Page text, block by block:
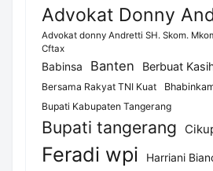
Advokat Donny
Advokat donny Andretti SH. Skom.
Cftax
Babinsa Banten Berbuat
Bersama Rakyat TNI Kuat
Bupati Kabupaten Tangerang
Bupati tangerang
Feradi wpi Harriani